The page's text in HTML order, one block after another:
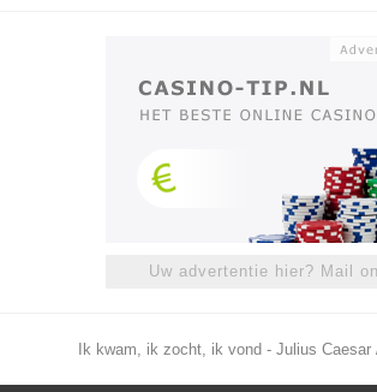
Uw advertentie hier? Mail
Ik kwam, ik zocht, ik vond - Julius Caesar